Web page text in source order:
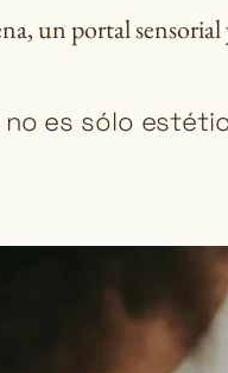
un portal
es sólo